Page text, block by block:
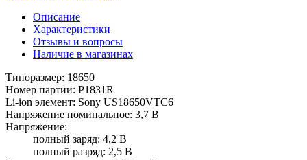
Описание
Характеристики
Отзывы и вопросы
Наличие в магазинах
Типоразмер: 18650
Номер партии: P1831R
Li-ion элемент: Sony US18650VTC6
Напряжение номинальное: 3,7 В
Напряжение:
полный заряд: 4,2 В
полный разряд: 2,5 В